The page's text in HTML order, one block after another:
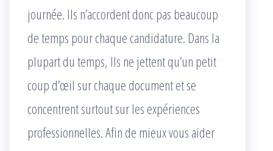
journée. Ils n’accordent donc pas beaucoup
de temps pour chaque candidature. Dans la
plupart du temps, Ils ne jettent qu’un petit
coup d’œil sur chaque document et se
concentrent surtout sur les expériences
professionnelles. Afin de mieux vous aider